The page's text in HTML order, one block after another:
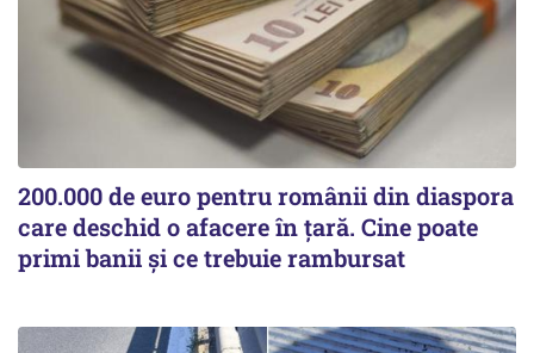
200.000 de euro pentru românii din diaspora
care deschid o afacere în țară. Cine poate
primi banii și ce trebuie rambursat